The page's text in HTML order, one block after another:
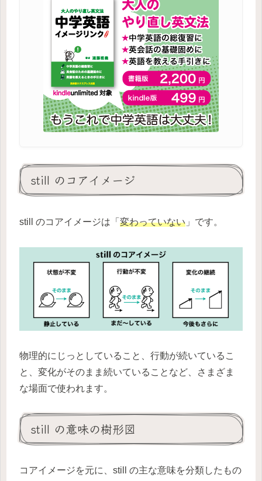
still のコアイメージ
still のコアイメージは「 変わっていない 」です。
物理的にじっとしていること、行動が続いているこ
と、変化がそのまま続いていることなど、さまざま
な場面で使われます。
still の意味の樹形図
コアイメージを元に、still の主な意味を分類したもの